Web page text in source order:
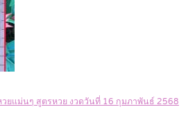
วยแม่นๆ สูตรหวย งวดวันที่ 16 กุมภาพันธ์ 2568